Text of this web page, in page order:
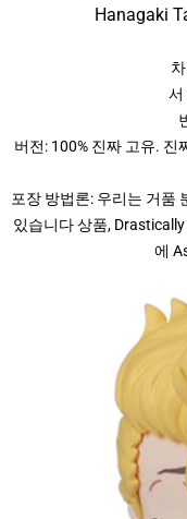
Hanagaki
서
버전: 100% 진짜 고유.
포장 방법론: 우리는 거품
있습니다 상품,
에